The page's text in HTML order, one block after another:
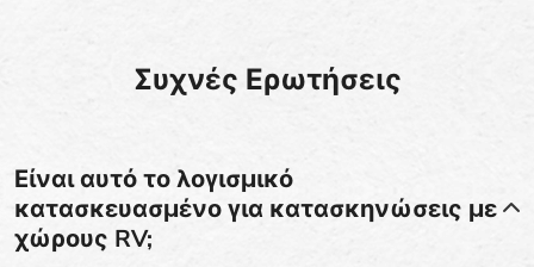
Συχνές Ερωτήσεις
Είναι αυτό το λογισμικό
κατασκευασμένο για κατασκηνώσεις με
χώρους RV;